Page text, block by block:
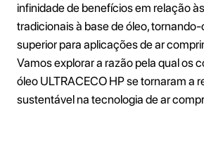
infinidade de benefícios em relação
tradicionais à base de óleo,
superior para aplicações de ar
Vamos explorar a razão pela qual os
óleo ULTRACECO HP se tornaram a
sustentável na tecnologia de ar